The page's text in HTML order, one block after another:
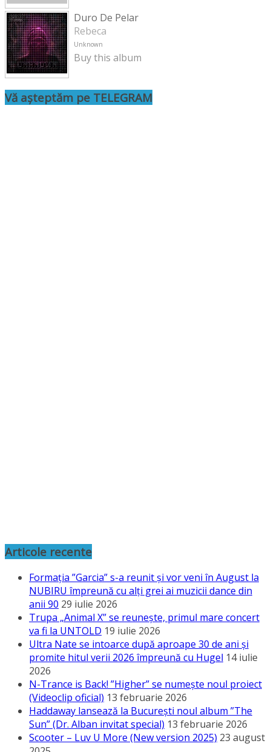
Duro De Pelar
Rebeca
Unknown
Buy this album
Vă așteptăm pe TELEGRAM
Articole recente
Formația ”Garcia” s-a reunit și vor veni în August la
NUBIRU împreună cu alți grei ai muzicii dance din
anii 90 29 iulie 2026
Trupa „Animal X” se reunește, primul mare concert
va fi la UNTOLD 19 iulie 2026
Ultra Nate se intoarce după aproape 30 de ani și
promite hitul verii 2026 împreună cu Hugel 14 iulie
2026
N-Trance is Back! ”Higher” se numește noul proiect
(Videoclip oficial) 13 februarie 2026
Haddaway lansează la București noul album ”The
Sun” (Dr. Alban invitat special) 13 februarie 2026
Scooter – Luv U More (New version 2025) 23 august